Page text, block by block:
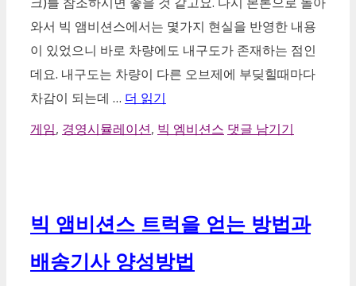
와서 빅 앰비션스에서는 몇가지 현실을 반영한 내용
이 있었으니 바로 차량에도 내구도가 존재하는 점인
데요. 내구도는 차량이 다른 오브제에 부딪힐때마다
차감이 되는데 … 더 읽기
카
게임, 경영시뮬레이션, 빅 엠비션스 댓글 남기기
빅 앰비션스 트럭을 얻는 방법과
배송기사 양성방법